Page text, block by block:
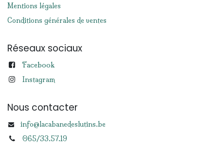
Mentions légales
Conditions générales de ventes
Réseaux sociaux
Facebook
Instagram
Nous contacter
info@lacabanedeslutins.be
065/33.57.19